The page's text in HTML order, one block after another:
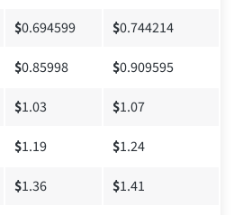
$0.694599 $0.744214
$0.85998 $0.909595
$1.03 $1.07
$1.19 $1.24
$1.36 $1.41